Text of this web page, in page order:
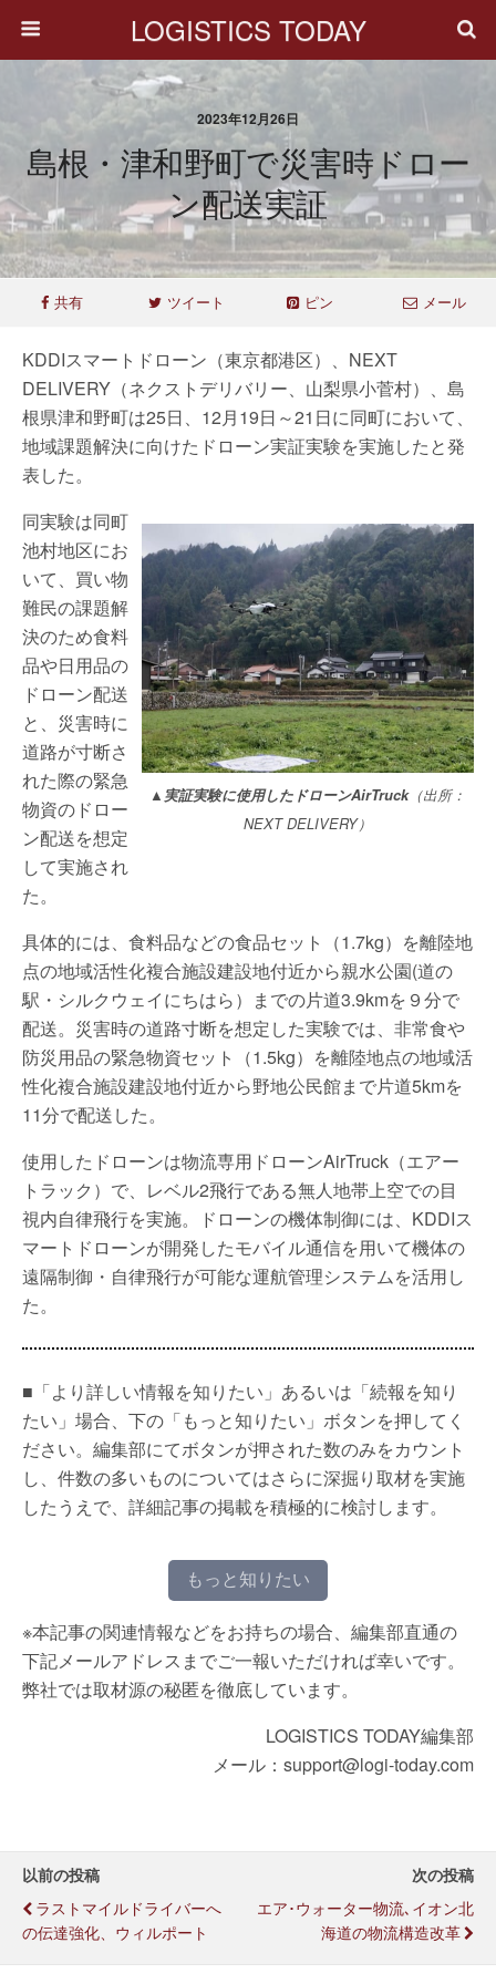
LOGISTICS TODAY
2023年12月26日
島根・津和野町で災害時ドロー
ン配送実証
共有 ツイート ピン メール
KDDIスマートドローン（東京都港区）、NEXT
DELIVERY（ネクストデリバリー、山梨県小菅村）、島
根県津和野町は25日、12月19日～21日に同町において、
地域課題解決に向けたドローン実証実験を実施したと発
表した。
▲実証実験に使用したドローンAirTruck（出所：
NEXT DELIVERY）
同実験は同町
池村地区にお
いて、買い物
難民の課題解
決のため食料
品や日用品の
ドローン配送
と、災害時に
道路が寸断さ
れた際の緊急
物資のドロー
ン配送を想定
して実施され
た。
具体的には、食料品などの食品セット（1.7kg）を離陸地
点の地域活性化複合施設建設地付近から親水公園(道の
駅・シルクウェイにちはら）までの片道3.9kmを９分で
配送。災害時の道路寸断を想定した実験では、非常食や
防災用品の緊急物資セット（1.5kg）を離陸地点の地域活
性化複合施設建設地付近から野地公民館まで片道5kmを
11分で配送した。
使用したドローンは物流専用ドローンAirTruck（エアー
トラック）で、レベル2飛行である無人地帯上空での目
視内自律飛行を実施。ドローンの機体制御には、KDDIス
マートドローンが開発したモバイル通信を用いて機体の
遠隔制御・自律飛行が可能な運航管理システムを活用し
た。
■「より詳しい情報を知りたい」あるいは「続報を知り
たい」場合、下の「もっと知りたい」ボタンを押してく
ださい。編集部にてボタンが押された数のみをカウント
し、件数の多いものについてはさらに深掘り取材を実施
したうえで、詳細記事の掲載を積極的に検討します。
もっと知りたい
※本記事の関連情報などをお持ちの場合、編集部直通の
下記メールアドレスまでご一報いただければ幸いです。
弊社では取材源の秘匿を徹底しています。
LOGISTICS TODAY編集部
メール：support@logi-today.com
以前の投稿
ラストマイルドライバーへ
の伝達強化、ウィルポート
次の投稿
エア･ウォーター物流､イオン北
海道の物流構造改革